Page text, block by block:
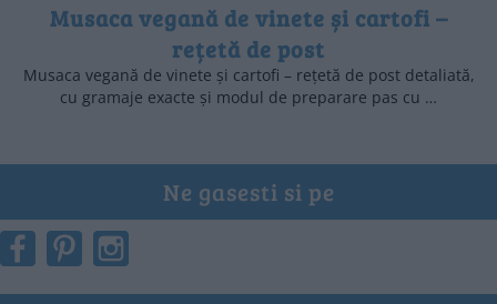
Musaca vegană de vinete și cartofi –
rețetă de post
Musaca vegană de vinete și cartofi – rețetă de post detaliată,
cu gramaje exacte și modul de preparare pas cu …
Ne gasesti si pe